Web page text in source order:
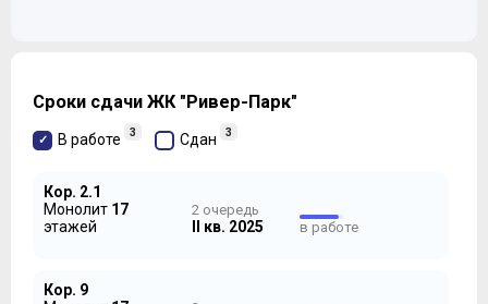
А в декабре 2016 Застройщик опубликовал проектную
декларацию корпуса 1, ознаменовавшего начало
кирпичный одноподъездный дом получил РВЭ. За ним
Сроки сдачи ЖК "Ривер-Парк"
В работе 3 Сдан 3
Кор. 2.1
Монолит 17
этажей
2 очередь
II кв. 2025 в работе
Кор. 9